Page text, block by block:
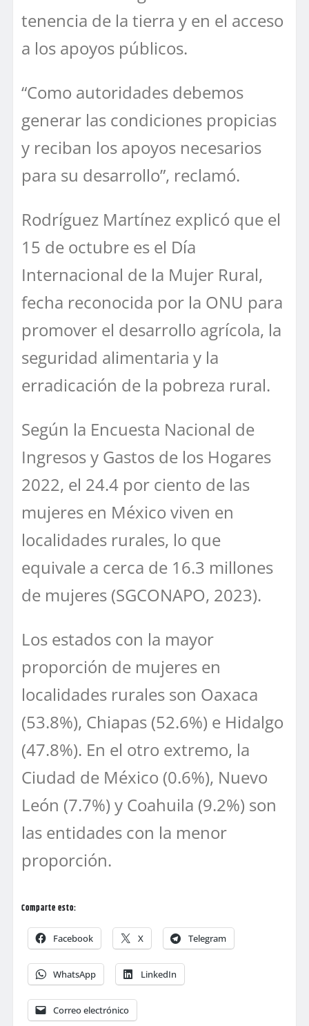
tenencia de la tierra y en el acceso
a los apoyos públicos.
“Como autoridades debemos
generar las condiciones propicias
y reciban los apoyos necesarios
para su desarrollo”, reclamó.
Rodríguez Martínez explicó que el
15 de octubre es el Día
Internacional de la Mujer Rural,
fecha reconocida por la ONU para
promover el desarrollo agrícola, la
seguridad alimentaria y la
erradicación de la pobreza rural.
Según la Encuesta Nacional de
Ingresos y Gastos de los Hogares
2022, el 24.4 por ciento de las
mujeres en México viven en
localidades rurales, lo que
equivale a cerca de 16.3 millones
de mujeres (SGCONAPO, 2023).
Los estados con la mayor
proporción de mujeres en
localidades rurales son Oaxaca
(53.8%), Chiapas (52.6%) e Hidalgo
(47.8%). En el otro extremo, la
Ciudad de México (0.6%), Nuevo
León (7.7%) y Coahuila (9.2%) son
las entidades con la menor
proporción.
Comparte esto:
Facebook X Telegram
WhatsApp LinkedIn
Correo electrónico